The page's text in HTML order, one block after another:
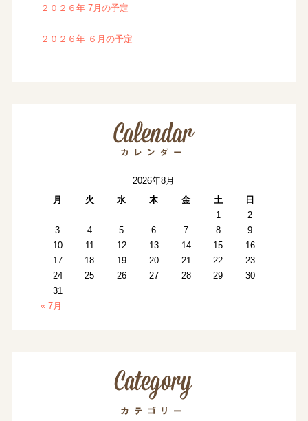
２０２６年 7月の予定
２０２６年 ６月の予定
2026年8月
月
火 水 木 金 土
日
1
2
3
4 5 6 7 8
9
10
11 12 13 14 15
16
17
18 19 20 21 22
23
24
25 26 27 28 29
30
31
« 7月